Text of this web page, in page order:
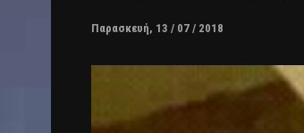
Παρασκευή, 13 / 07 / 2018